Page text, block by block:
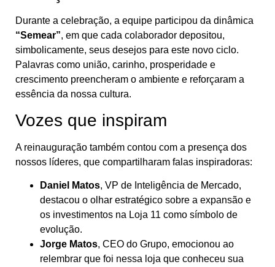
Durante a celebração, a equipe participou da dinâmica
“Semear”, em que cada colaborador depositou,
simbolicamente, seus desejos para este novo ciclo.
Palavras como união, carinho, prosperidade e
crescimento preencheram o ambiente e reforçaram a
essência da nossa cultura.
Vozes que inspiram
A reinauguração também contou com a presença dos
nossos líderes, que compartilharam falas inspiradoras:
Daniel Matos, VP de Inteligência de Mercado,
destacou o olhar estratégico sobre a expansão e
os investimentos na Loja 11 como símbolo de
evolução.
Jorge Matos, CEO do Grupo, emocionou ao
relembrar que foi nessa loja que conheceu sua